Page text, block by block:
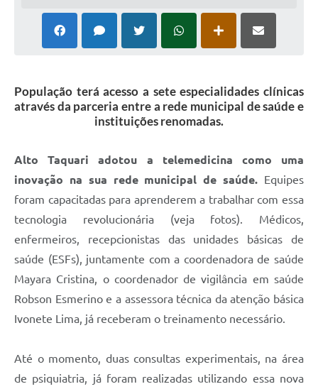
População terá acesso a sete especialidades clínicas
através da parceria entre a rede municipal de saúde e
instituições renomadas.
Alto Taquari adotou a telemedicina como uma
inovação na sua rede municipal de saúde. Equipes
foram capacitadas para aprenderem a trabalhar com essa
tecnologia revolucionária (veja fotos). Médicos,
enfermeiros, recepcionistas das unidades básicas de
saúde (ESFs), juntamente com a coordenadora de saúde
Mayara Cristina, o coordenador de vigilância em saúde
Robson Esmerino e a assessora técnica da atenção básica
Ivonete Lima, já receberam o treinamento necessário.
Até o momento, duas consultas experimentais, na área
de psiquiatria, já foram realizadas utilizando essa nova